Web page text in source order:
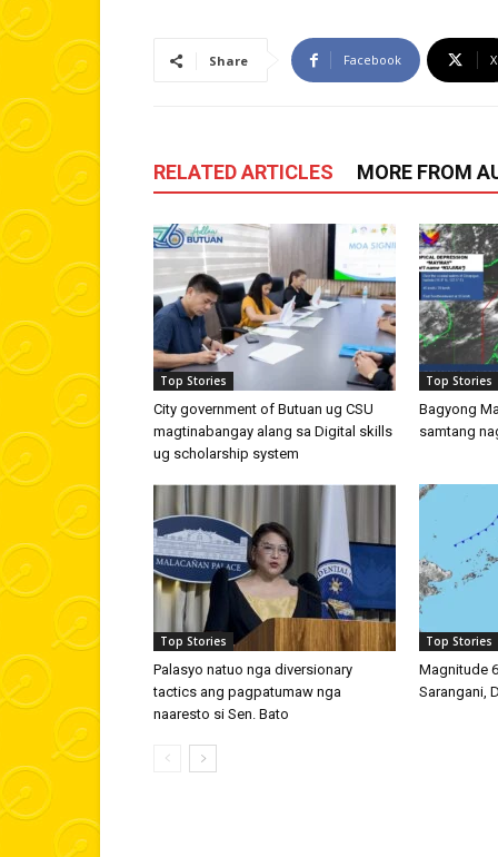
Share Facebook X
RELATED ARTICLES MORE FROM
Top Stories
City government of Butuan ug CSU
magtinabangay alang sa Digital skills
ug scholarship system
Top Stories
Bagyong
samtang
Top Stories
Palasyo natuo nga diversionary
tactics ang pagpatumaw nga
naaresto si Sen. Bato
Top Stories
Magnitude
Sarangani,